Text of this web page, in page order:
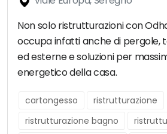
Non solo ristrutturazioni con
occupa infatti anche di pergole,
ed esterne e soluzioni per
energetico della casa.
cartongesso
ristrutturazione
ristrutturazione bagno